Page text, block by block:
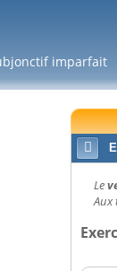
imparfait

Le
Aux